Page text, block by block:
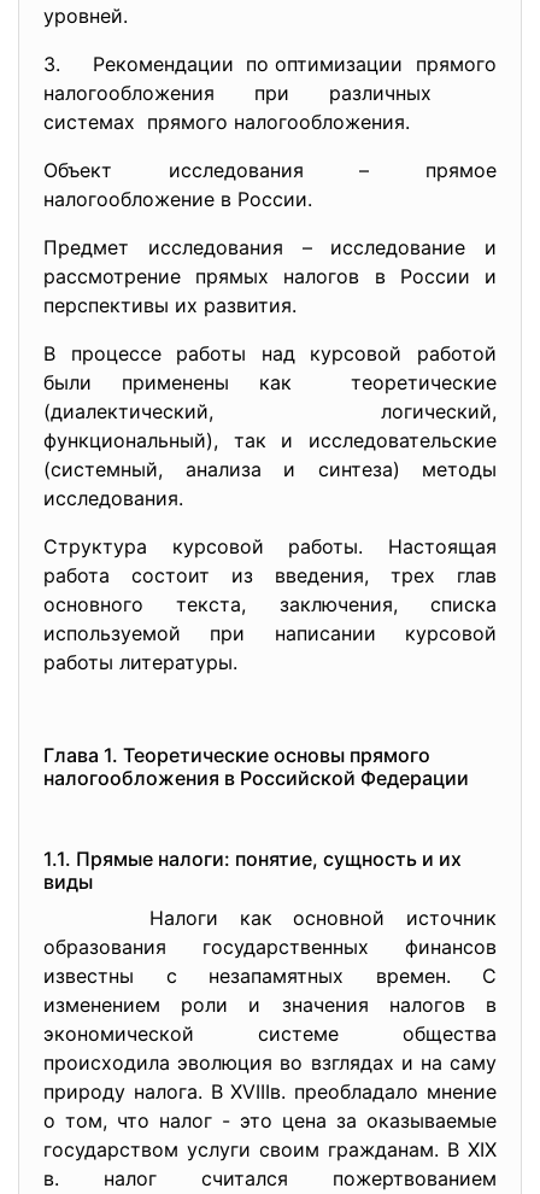
уровней.
3. Рекомендации по оптимизации прямого
налогообложения при различных
системах прямого налогообложения.
Объект исследования – прямое
налогообложение в России.
Предмет исследования – исследование и
рассмотрение прямых налогов в России и
перспективы их развития.
В процессе работы над курсовой работой
были применены как теоретические
(диалектический, логический,
функциональный), так и исследовательские
(системный, анализа и синтеза) методы
исследования.
Структура курсовой работы. Настоящая
работа состоит из введения, трех глав
основного текста, заключения, списка
используемой при написании курсовой
работы литературы.
Глава 1. Теоретические основы прямого
налогообложения в Российской Федерации
1.1. Прямые налоги: понятие, сущность и их
виды
Налоги как основной источник
образования государственных финансов
известны с незапамятных времен. С
изменением роли и значения налогов в
экономической системе общества
происходила эволюция во взглядах и на саму
природу налога. В XVIIIв. преобладало мнение
о том, что налог - это цена за оказываемые
государством услуги своим гражданам. В XIX
в. налог считался пожертвованием